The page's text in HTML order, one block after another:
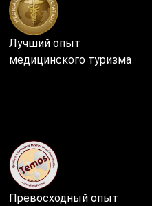
Лучший опыт
медицинского туризма
Превосходный опыт